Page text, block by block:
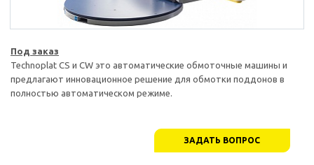
Под заказ
Technoplat CS и CW это автоматические обмоточные машины и
предлагают инновационное решение для обмотки поддонов в
полностью автоматическом режиме.
ЗАДАТЬ ВОПРОС